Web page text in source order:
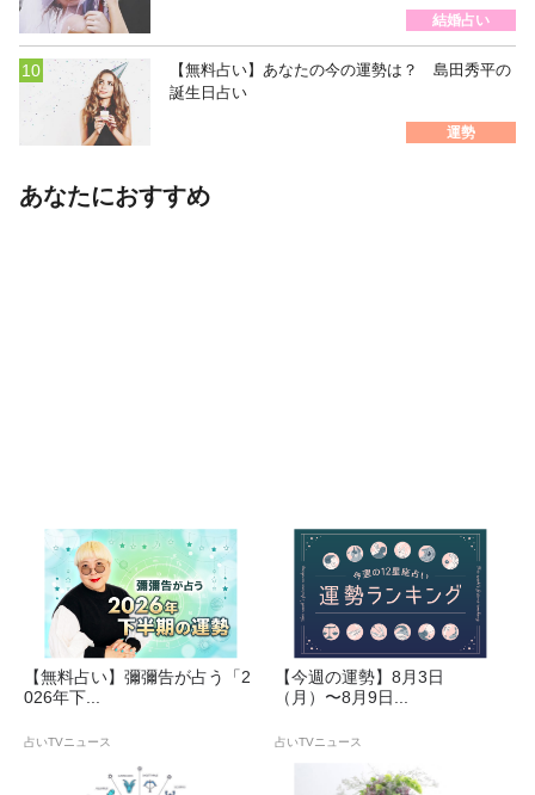
結婚占い
【無料占い】あなたの今の運勢は？ 島田秀平の
誕生日占い
運勢
あなたにおすすめ
【無料占い】彌彌告が占う「2
026年下...
占いTVニュース
【今週の運勢】8月3日
（月）〜8月9日...
占いTVニュース